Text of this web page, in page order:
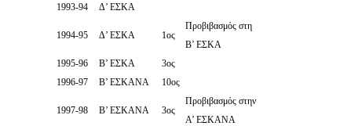
1993-94
Δ’ ΕΣΚΑ
1994-95 Δ’ ΕΣΚΑ 1ος
Προβιβασμός στη
Β’ ΕΣΚΑ
1995-96
Β’ ΕΣΚΑ
3ος
1996-97
Β’ ΕΣΚΑΝΑ 10ος
1997-98 Β’ ΕΣΚΑΝΑ 3ος
Προβιβασμός στην
Α’ ΕΣΚΑΝΑ